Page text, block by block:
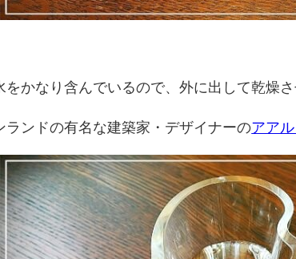
をかなり含んでいるので、外に出して乾燥さ
ランドの有名な建築家・デザイナーのアア